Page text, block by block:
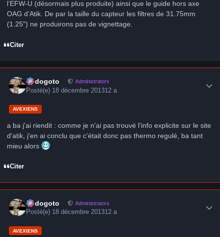
l’EFW-U (désormais plus produite) ainsi que le guide hors axe
OAG d’Atik. De par la taille du capteur les filtres de 31.75mm
(1.25") ne produirons pas de vignettage.
Citer
frédogoto Administrators
Posté(e) 18 décembre 201312 a
AVEXIENS
a ba j'ai riendit : comme je n'ai pas trouvé l'info explicite sur le site
d'atik, j'en ai conclu que c’était donc pas thermo regulé, ba tant
mieu alors
Citer
frédogoto Administrators
Posté(e) 18 décembre 201312 a
AVEXIENS